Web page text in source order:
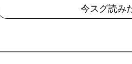
今スグ読み